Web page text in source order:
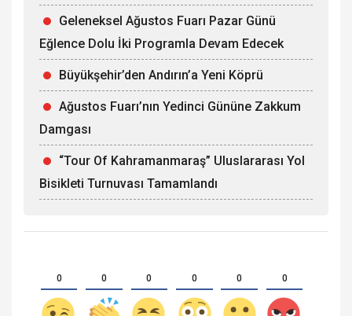
Geleneksel Ağustos Fuarı Pazar Günü
Eğlence Dolu İki Programla Devam Edecek
Büyükşehir’den Andırın’a Yeni Köprü
Ağustos Fuarı’nın Yedinci Gününe Zakkum
Damgası
“Tour Of Kahramanmaraş” Uluslararası Yol
Bisikleti Turnuvası Tamamlandı
0 0 0 0 0 0